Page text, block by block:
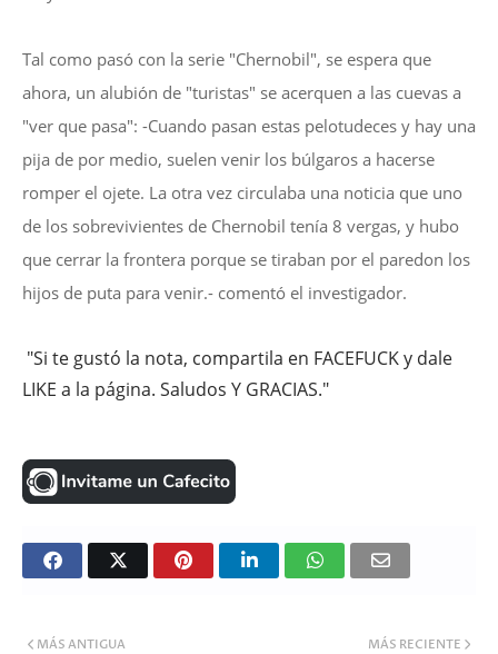
Tal como pasó con la serie "Chernobil", se espera que
ahora, un alubión de "turistas" se acerquen a las cuevas a
"ver que pasa": -Cuando pasan estas pelotudeces y hay una
pija de por medio, suelen venir los búlgaros a hacerse
romper el ojete. La otra vez circulaba una noticia que uno
de los sobrevivientes de Chernobil tenía 8 vergas, y hubo
que cerrar la frontera porque se tiraban por el paredon los
hijos de puta para venir.- comentó el investigador.
"Si te gustó la nota, compartila en FACEFUCK y dale
LIKE a la página. Saludos Y GRACIAS."
MÁS RECIENTE
MÁS ANTIGUA